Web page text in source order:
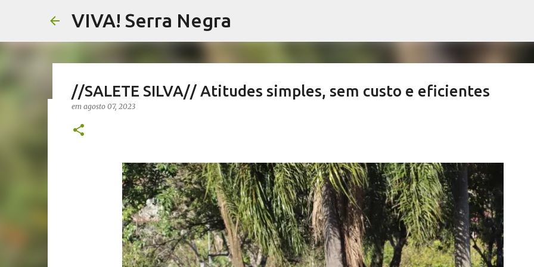
VIVA! Serra Negra
//NOTAS SERRANAS// Fake News derrubam índices de vacinação
agosto 07, 2026 CARLOS MOTTA NOTAS SERRANAS SALETE SILVA SAÚDE SERRA NEGRA VACINAÇÃO SERRA NEGRA
VIVA! SERRA NEGRA NO AR
//SALETE SILVA// Atitudes simples, sem custo e eficientes
em agosto 07, 2023